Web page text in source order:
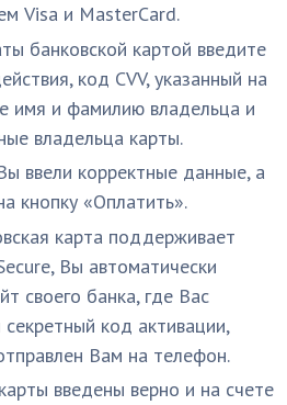
Visa и MasterCard.
банковской картой введите
код CVV, указанный на
имя и фамилию владельца и
владельца карты.
ввели корректные данные, а
кнопку «Оплатить».
карта поддерживает
Вы автоматически
своего банка, где Вас
секретный код активации,
Вам на телефон.
введены верно и на счете